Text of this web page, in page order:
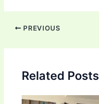
Post
PREVIOUS
Related Posts